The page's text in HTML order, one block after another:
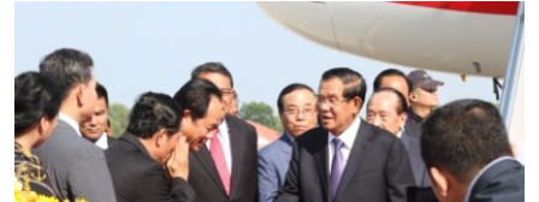
និង​
ចូល​
ទៅ​
ទំព័រ​
រចនា
ទូរទស្សន៍ / វីដេអូ​
វិទ្យុ / ផតខាសថ៍
កម្មវិធីទាំងអស់